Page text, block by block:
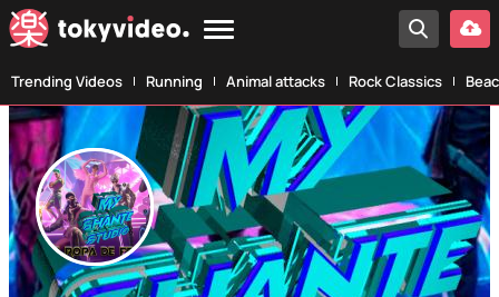
Trending Videos Running Animal attacks Rock Classics